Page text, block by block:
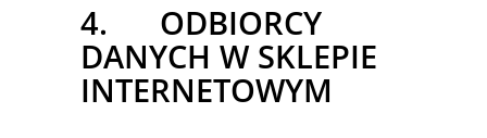
4. ODBIORCY
DANYCH W SKLEPIE
INTERNETOWYM